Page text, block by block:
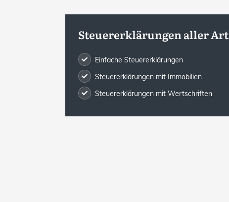
Steuererklärungen aller Art
Einfache Steuererklärungen
Steuererklärungen mit Immobilien
Steuererklärungen mit Wertschriften